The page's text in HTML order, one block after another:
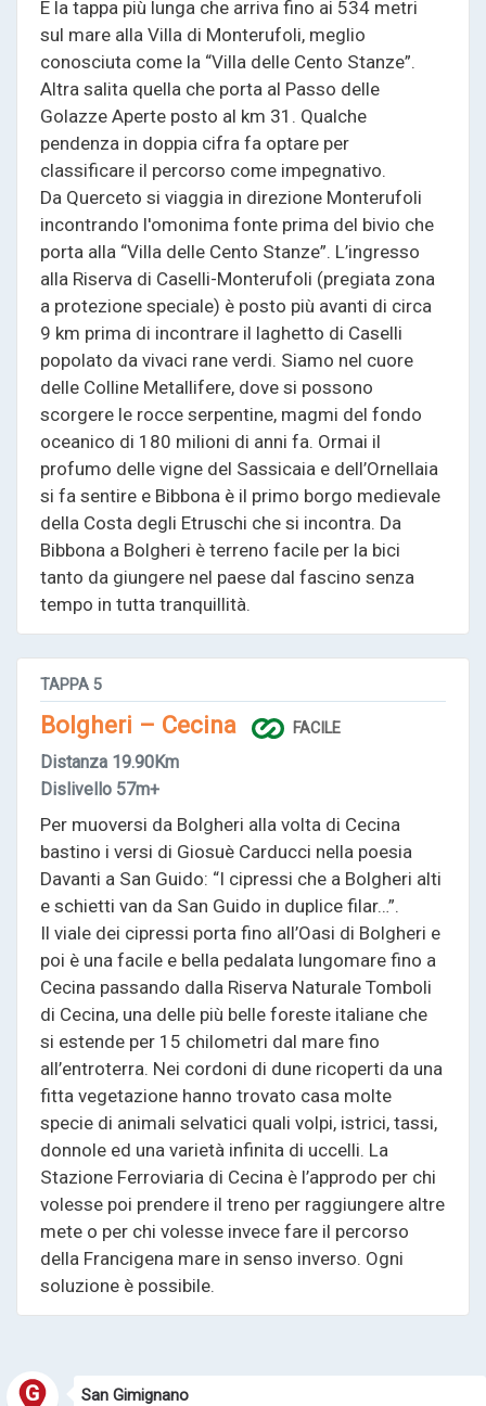
È la tappa più lunga che arriva fino ai 534 metri
sul mare alla Villa di Monterufoli, meglio
conosciuta come la “Villa delle Cento Stanze”.
Altra salita quella che porta al Passo delle
Golazze Aperte posto al km 31. Qualche
pendenza in doppia cifra fa optare per
classificare il percorso come impegnativo.
Da Querceto si viaggia in direzione Monterufoli
incontrando l'omonima fonte prima del bivio che
porta alla “Villa delle Cento Stanze”. L’ingresso
alla Riserva di Caselli-Monterufoli (pregiata zona
a protezione speciale) è posto più avanti di circa
9 km prima di incontrare il laghetto di Caselli
popolato da vivaci rane verdi. Siamo nel cuore
delle Colline Metallifere, dove si possono
scorgere le rocce serpentine, magmi del fondo
oceanico di 180 milioni di anni fa. Ormai il
profumo delle vigne del Sassicaia e dell’Ornellaia
si fa sentire e Bibbona è il primo borgo medievale
della Costa degli Etruschi che si incontra. Da
Bibbona a Bolgheri è terreno facile per la bici
tanto da giungere nel paese dal fascino senza
tempo in tutta tranquillità.
TAPPA 5
Bolgheri – Cecina FACILE
Distanza 19.90Km
Dislivello 57m+
Per muoversi da Bolgheri alla volta di Cecina
bastino i versi di Giosuè Carducci nella poesia
Davanti a San Guido: “I cipressi che a Bolgheri alti
e schietti van da San Guido in duplice filar…”.
Il viale dei cipressi porta fino all’Oasi di Bolgheri e
poi è una facile e bella pedalata lungomare fino a
Cecina passando dalla Riserva Naturale Tomboli
di Cecina, una delle più belle foreste italiane che
si estende per 15 chilometri dal mare fino
all’entroterra. Nei cordoni di dune ricoperti da una
fitta vegetazione hanno trovato casa molte
specie di animali selvatici quali volpi, istrici, tassi,
donnole ed una varietà infinita di uccelli. La
Stazione Ferroviaria di Cecina è l’approdo per chi
volesse poi prendere il treno per raggiungere altre
mete o per chi volesse invece fare il percorso
della Francigena mare in senso inverso. Ogni
soluzione è possibile.
San Gimignano